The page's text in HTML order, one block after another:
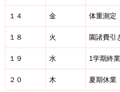
１４ 金 体重測
１８ 火 園諸費引
１９ 水 1学期終
２０ 木 夏期休業